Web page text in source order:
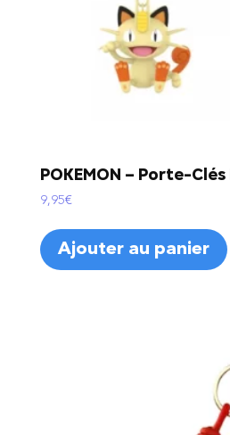
POKEMON – Porte-
9,95€
Ajouter au panier